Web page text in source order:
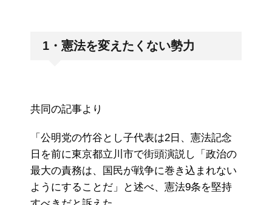
1・憲法を変えたくない勢力
共同の記事より
「公明党の竹谷とし子代表は2日、憲法記念
日を前に東京都立川市で街頭演説し「政治の
最大の責務は、国民が戦争に巻き込まれない
ようにすることだ」と述べ、憲法9条を堅持